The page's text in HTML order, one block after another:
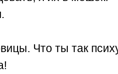
Что ты так